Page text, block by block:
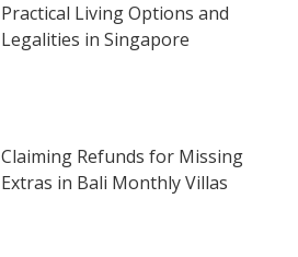
Practical Living Options and
Legalities in Singapore
Claiming Refunds for Missing
Extras in Bali Monthly Villas